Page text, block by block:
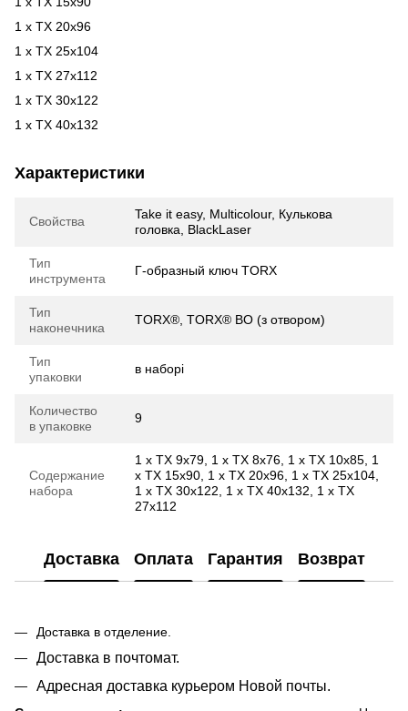
1 x TX 20x96
1 x TX 25x104
1 x TX 27x112
1 x TX 30x122
1 x TX 40x132
Характеристики
Свойства
Take it easy, Multicolour, Кулькова
головка, BlackLaser
Тип
инструмента
Г-образный ключ TORX
Тип
наконечника
TORX®, TORX® BO (з отвором)
Тип
упаковки
в наборі
Количество
в упаковке
9
Содержание
набора
1 x TX 9x79, 1 x TX 8x76, 1 x TX 10x85, 1
x TX 15x90, 1 x TX 20x96, 1 x TX 25x104,
1 x TX 30x122, 1 x TX 40x132, 1 x TX
27x112
Доставка Оплата Гарантия Возврат
Доставка в отделение.
Доставка в почтомат.
Адресная доставка курьером Новой почты.